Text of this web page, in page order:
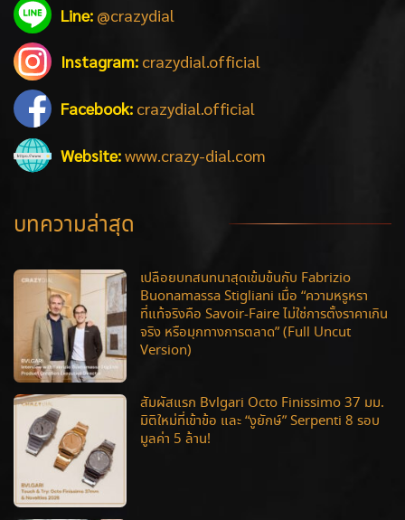
Line: @crazydial
Instagram: crazydial.official
Facebook: crazydial.official
Website:www.crazy-dial.com
บทความล่าสุด
เปลือยบทสนทนาสุดเข้มข้นกับ Fabrizio
Buonamassa Stigliani เมื่อ “ความหรูหรา
ที่แท้จริงคือ Savoir-Faire ไม่ใช่การตั้งราคาเกิน
จริง หรือมุกทางการตลาด” (Full Uncut
Version)
สัมผัสแรก Bvlgari Octo Finissimo 37 มม.
มิติใหม่ที่เข้าข้อ และ “งูยักษ์” Serpenti 8 รอบ
มูลค่า 5 ล้าน!